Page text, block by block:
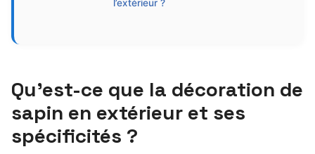
l’extérieur ?
Qu’est-ce que la décoration de
sapin en extérieur et ses
spécificités ?